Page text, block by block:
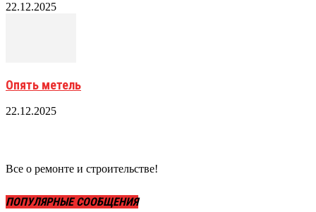
22.12.2025
Опять метель
22.12.2025
Все о ремонте и строительстве!
ПОПУЛЯРНЫЕ СООБЩЕНИЯ